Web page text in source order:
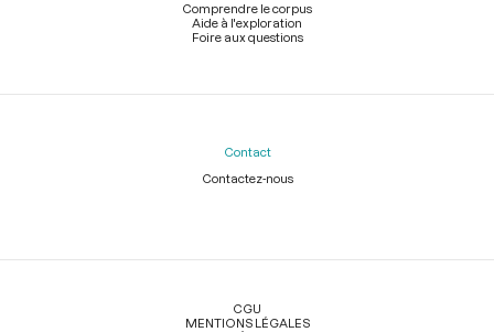
Comprendre le corpus
Aide à l'exploration
Foire aux questions
Contact
Contactez-nous
Légal
CGU
MENTIONS LÉGALES